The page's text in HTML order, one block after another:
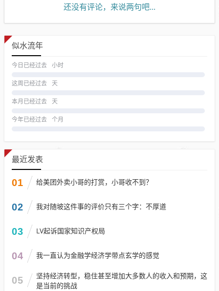
还没有评论，来说两句吧...
似水流年
今日已经过去 小时
这周已经过去 天
本月已经过去 天
今年已经过去 个月
最近发表
01 给美团外卖小哥的打赏，小哥收不到？
02 我对随坡这件事的评价只有三个字：不厚道
03 LV起诉国家知识产权局
04 我一直认为金融学经济学带点玄学的感觉
05
坚持经济转型，稳住甚至增加大多数人的收入和预期，这
是当前的挑战